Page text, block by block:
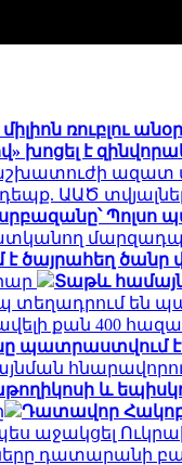
միլիոն
խոցել է
ազատ
ԱԱԾ
Պոլսո
է ծայրահեղ ծանր
Տաթև
են
քան 400
պատրաստվում է
և
Դատավոր Հակոբ
աջակցել
դատարանի